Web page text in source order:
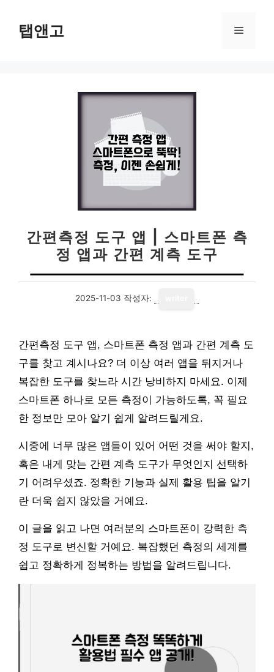
탭앤고 메
간편측정 도구 앱 | 스마트폰 측
정 앱과 간편 계측 도구
2025-11-03 작성자:
간편측정 도구 앱, 스마트폰 측정 앱과 간편 계측 도
구를 찾고 계시나요? 더 이상 여러 앱을 뒤지거나
복잡한 도구를 찾느라 시간 낭비하지 마세요. 이제
스마트폰 하나로 모든 측정이 가능하도록, 꼭 필요
한 정보만 모아 알기 쉽게 알려드릴게요.
시중에 너무 많은 앱들이 있어 어떤 것을 써야 할지,
혹은 내게 맞는 간편 계측 도구가 무엇인지 선택하
기 어려우셨죠. 정확한 기능과 실제 활용 팁을 알기
란 더욱 쉽지 않았을 거예요.
이 글을 읽고 나면 여러분의 스마트폰이 강력한 측
정 도구로 변신할 거예요. 복잡했던 측정의 세계를
쉽고 정확하게 정복하는 방법을 알려드립니다.